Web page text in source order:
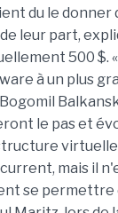
du le donner
leur part,
500 $.
à un plus
le pas et
mais il
se